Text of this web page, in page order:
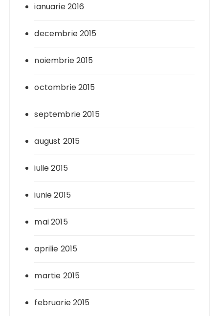
ianuarie 2016
decembrie 2015
noiembrie 2015
octombrie 2015
septembrie 2015
august 2015
iulie 2015
iunie 2015
mai 2015
aprilie 2015
martie 2015
februarie 2015